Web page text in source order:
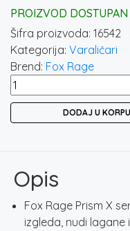
PROIZVOD
Šifra proizvoda: 16542
Kategorija: Varaličari
Brend: Fox Rage
FOX
RAGE
SHAD
2,7M
DODAJ U KORPU
Opis
Fox Rage Prism X
izgleda, nudi